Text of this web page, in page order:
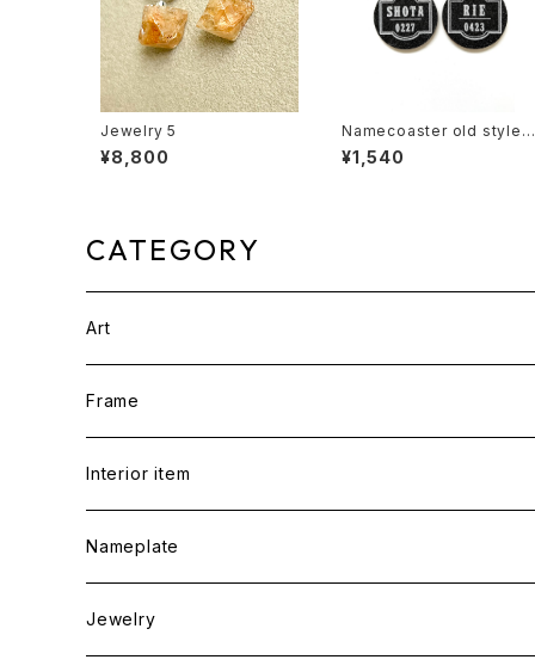
Jewelry 5
¥8,800
Namecoaster old style
lack×white
¥1,540
CATEGORY
Art
Frame
Interior item
Nameplate
Jewelry